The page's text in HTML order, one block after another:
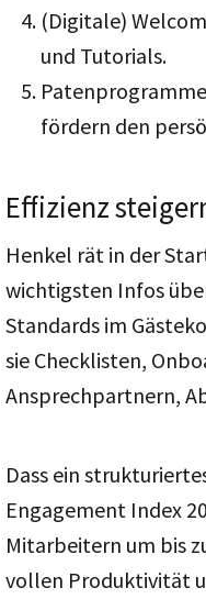
(Digitale)
und Tutorials.
fördern den
Effizienz
Henkel rät in der
wichtigsten Infos
Standards im
sie Checklisten,
Ansprechpartnern,
Dass ein
Engagement Index
Mitarbeitern um bis
vollen Produktivität